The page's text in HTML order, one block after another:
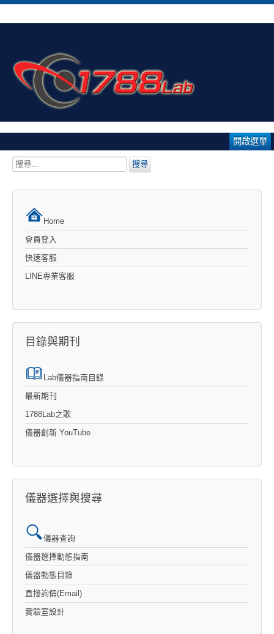
開啟選單
搜
搜尋
Home
會員登入
快速客服
LINE專業客服
目錄與期刊
Lab儀器指南目錄
最新期刊
1788Lab之歌
儀器創新 YouTube
儀器選擇與搜尋
儀器查詢
儀器選擇動態指南
儀器動態目錄
直接詢價(Email)
實驗室設計